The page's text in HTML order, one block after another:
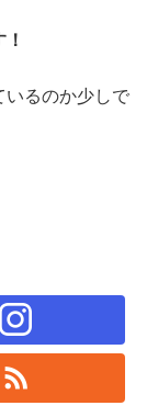
いるのか少しで